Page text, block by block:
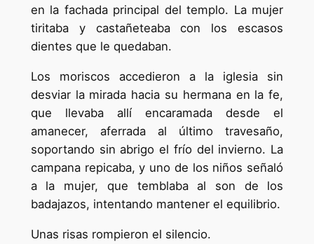
en la fachada principal del templo. La mujer
tiritaba y castañeteaba con los escasos
dientes que le quedaban.
Los moriscos accedieron a la iglesia sin
desviar la mirada hacia su hermana en la fe,
que llevaba allí encaramada desde el
amanecer, aferrada al último travesaño,
soportando sin abrigo el frío del invierno. La
campana repicaba, y uno de los niños señaló
a la mujer, que temblaba al son de los
badajazos, intentando mantener el equilibrio.
Unas risas rompieron el silencio.